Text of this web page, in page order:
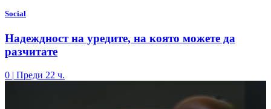
Social
Надеждност на уредите, на която можете да
разчитате
0 | Преди 22 ч.